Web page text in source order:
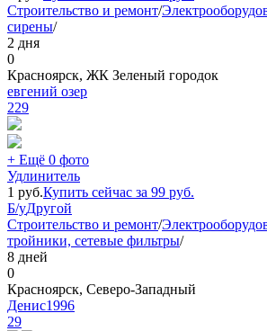
Строительство и ремонт/
сирены/
2 дня
0
Красноярск, ЖК Зеленый городок
евгений озер
229
+ Ещё 0 фото
Удлинитель
1 руб.Купить сейчас за 99 руб.
Б/уДругой
Строительство и ремонт/
тройники, сетевые фильтры/
8 дней
0
Красноярск, Северо-Западный
Денис1996
29